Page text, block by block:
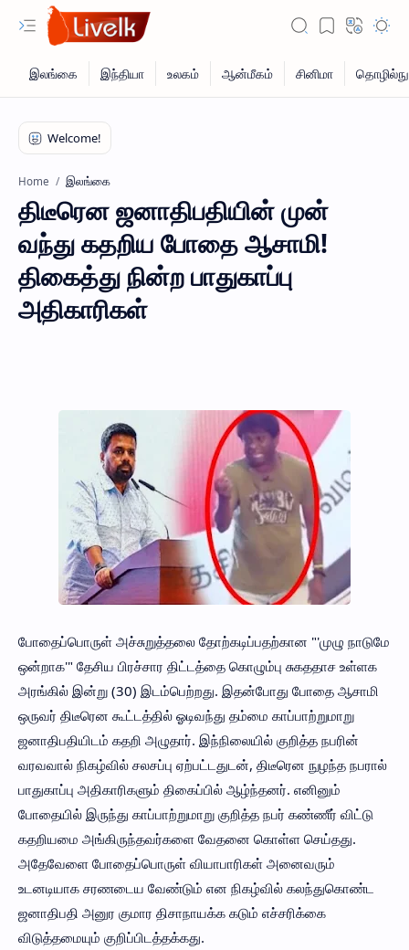
Home இலங்கை
திடீரென ஜனாதிபதியின் முன்
வந்து கதறிய போதை ஆசாமி!
திகைத்து நின்ற பாதுகாப்பு
அதிகாரிகள்
போதைப்பொருள் அச்சுறுத்தலை தோற்கடிப்பதற்கான "'முழு நாடுமே
ஒன்றாக'" தேசிய பிரச்சார திட்டத்தை கொழும்பு சுகததாச உள்ளக
அரங்கில் இன்று (30) இடம்பெற்றது. இதன்போது போதை ஆசாமி
ஒருவர் திடீரென கூட்டத்தில் ஓடிவந்து தம்மை காப்பாற்றுமாறு
ஜனாதிபதியிடம் கதறி அழுதார். இந்நிலையில் குறித்த நபரின்
வரவவால் நிகழ்வில் சலசப்பு ஏற்பட்டதுடன், திடீரென நுழந்த நபரால்
பாதுகாப்பு அதிகாரிகளும் திகைப்பில் ஆழ்ந்தனர். எனினும்
போதையில் இருந்து காப்பாற்றுமாறு குறித்த நபர் கண்ணீர் விட்டு
கதறியமை அங்கிருந்தவர்களை வேதனை கொள்ள செய்தது.
அதேவேளை போதைப்பொருள் வியாபாரிகள் அனைவரும்
உடனடியாக சரணடைய வேண்டும் என நிகழ்வில் கலந்துகொண்ட
ஜனாதிபதி அனுர குமார திசாநாயக்க கடும் எச்சரிக்கை
விடுத்தமையும் குறிப்பிடத்தக்கது.